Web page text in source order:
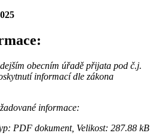
obecním úřadě přijata pod č.j.
informací dle zákona
informace:
PDF dokument, Velikost: 287.88 kB